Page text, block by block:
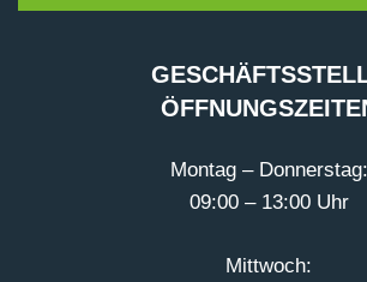
Montag – Donnerstag:
09:00 – 13:00 Uhr
Mittwoch: